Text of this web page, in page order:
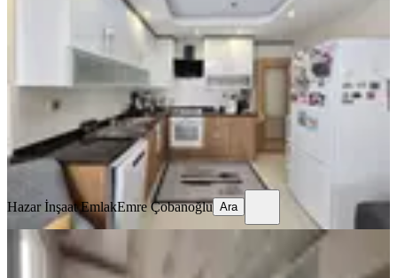
Seyhan, Tellidere Mahallesi
4+1· 220 m²·2. Kat 04.08.2026
37.000 ₺
Hazar İnşaat EmlakEmre Çobanoğlu
Hazar İnşaat EmlakEmre Çobanoğlu Ara
YENİ
Finalden Telliderede Geniş 3+1